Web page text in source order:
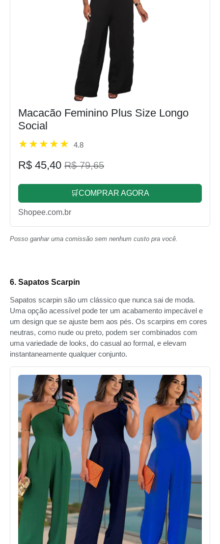
Macacão Feminino Plus Size Longo
Social
4.8
R$ 45,40 R$ 79,65
🛒COMPRAR AGORA
Shopee.com.br
Posso ganhar uma comissão sem nenhum custo pra você.
6. Sapatos Scarpin
Sapatos scarpin são um clássico que nunca sai de moda.
Uma opção acessível pode ter um acabamento impecável e
um design que se ajuste bem aos pés. Os scarpins em cores
neutras, como nude ou preto, podem ser combinados com
uma variedade de looks, do casual ao formal, e elevam
instantaneamente qualquer conjunto.